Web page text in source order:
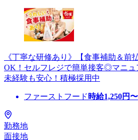
《丁寧な研修あり》【食事補助＆前
OK！セルフレジで簡単接客◎マニュ
未経験も安心！積極採用中
ファーストフード 時給1,250円〜
勤務地
面接地